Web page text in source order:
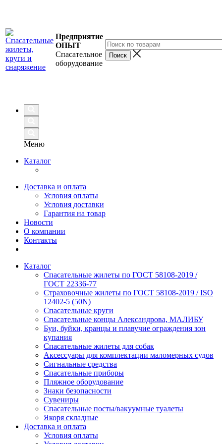
Предприятие
ОПЫТ
Спасательное
оборудование
Меню
Каталог
Доставка и оплата
Условия оплаты
Условия доставки
Гарантия на товар
Новости
О компании
Контакты
Каталог
Спасательные жилеты по ГОСТ 58108-2019 /
ГОСТ 22336-77
Страховочные жилеты по ГОСТ 58108-2019 / ISO
12402-5 (50N)
Спасательные круги
Спасательные концы Александрова, МАЛИБУ
Буи, буйки, кранцы и плавучие ограждения зон
купания
Спасательные жилеты для собак
Аксессуары для комплектации маломерных судов
Сигнальные средства
Спасательные приборы
Пляжное оборудование
Знаки безопасности
Сувениры
Спасательные посты/вакуумные туалеты
Якоря складные
Доставка и оплата
Условия оплаты